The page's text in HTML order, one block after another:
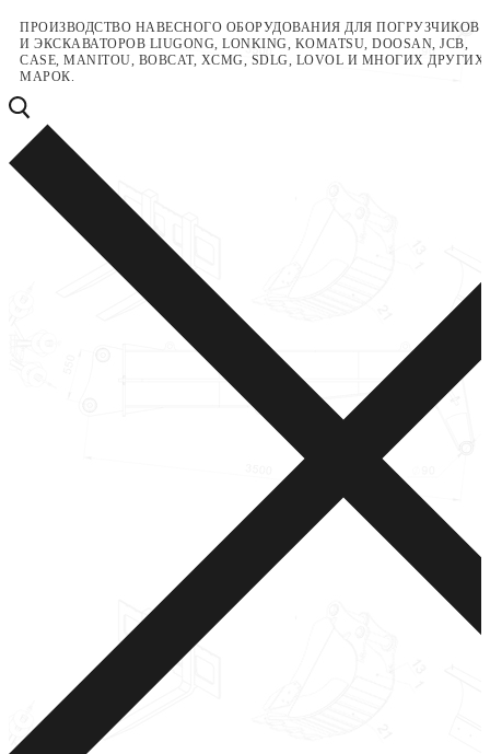
Перейти
содержимому
Меню
Закрыть
ПРОИЗВОДСТВО НАВЕСНОГО ОБОРУДОВАНИЯ ДЛЯ ПОГРУЗЧИКОВ
И ЭКСКАВАТОРОВ LIUGONG, LONKING, KOMATSU, DOOSAN, JCB,
CASE, MANITOU, BOBCAT, XCMG, SDLG, LOVOL И МНОГИХ ДРУГИХ
МАРОК.